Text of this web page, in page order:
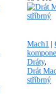
Mach1 |
Dráty,
Drát
stříbrný